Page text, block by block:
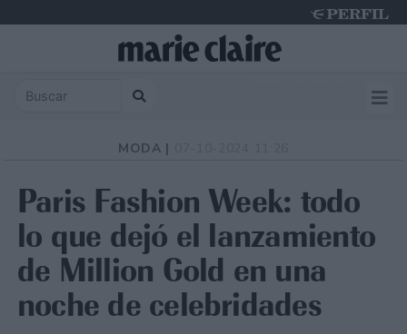
MODA |
Paris Fashion Week: todo
lo que dejó el lanzamiento
de Million Gold en una
noche de celebridades